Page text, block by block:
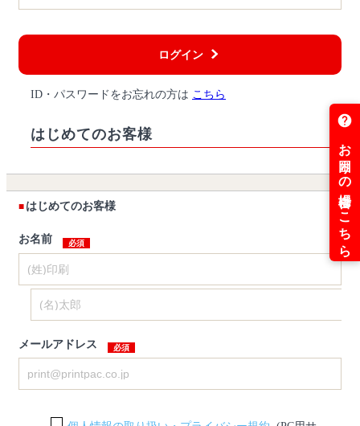
ログイン
ID・パスワードをお忘れの方は こちら
はじめてのお客様
はじめてのお客様
お名前
メールアドレス